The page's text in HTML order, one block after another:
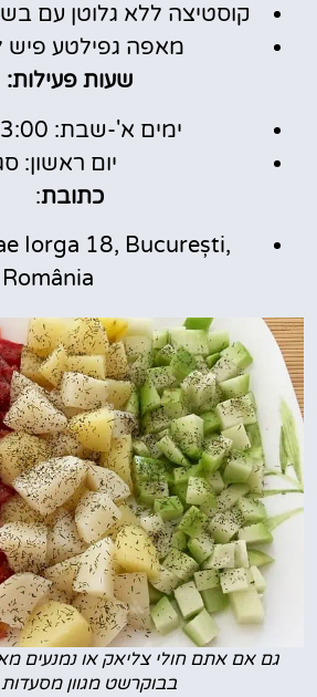
קוסטיצה ללא גלוטן עם
מאפה גפילטע פיש
שעות פעילות:
ימים א'-שבת: 12:00-23:00
יום ראשון:
כתובת:
Iorga 18, București,
România
גם אם אתם חולי צליאק או נמנעים
בבוקרשט מגוון